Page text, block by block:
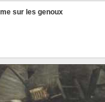
sur les genoux